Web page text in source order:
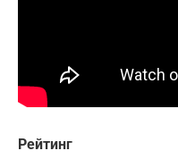
Рейтинг